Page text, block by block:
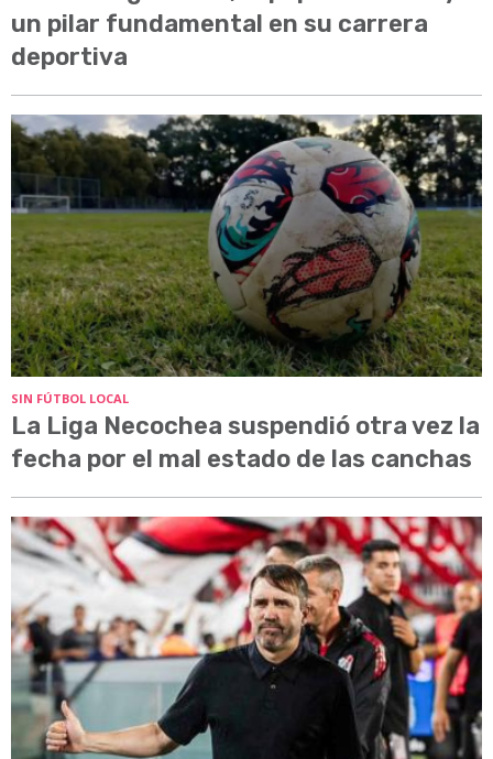
un pilar fundamental en su carrera
deportiva
SIN FÚTBOL LOCAL
La Liga Necochea suspendió otra vez la
fecha por el mal estado de las canchas